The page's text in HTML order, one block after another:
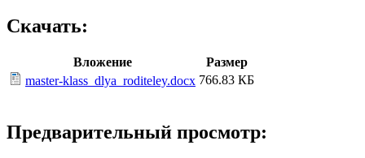
Скачать:
Вложение
Размер
master-klass_dlya_roditeley.docx 766.83 КБ
Предварительный просмотр: